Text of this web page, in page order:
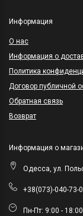
Информация
O нас
Информация о
Политика
Договор публичной
Обратная связь
Возврат
Информация о
Одесса, ул.
+38(073)-040-73-
Пн-Пт: 9:00 - 18:00